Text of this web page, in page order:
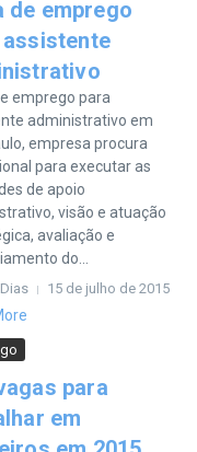
de emprego
assistente
emprego para
administrativo em
empresa procura
para executar as
de apoio
visão e atuação
avaliação e
do...
15 de julho de 2015
para
em